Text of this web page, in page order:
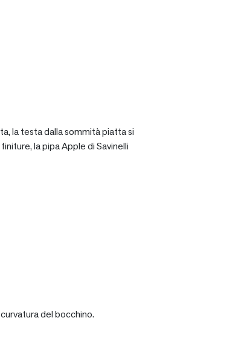
la testa dalla sommità piatta si
la pipa Apple di Savinelli
del bocchino.